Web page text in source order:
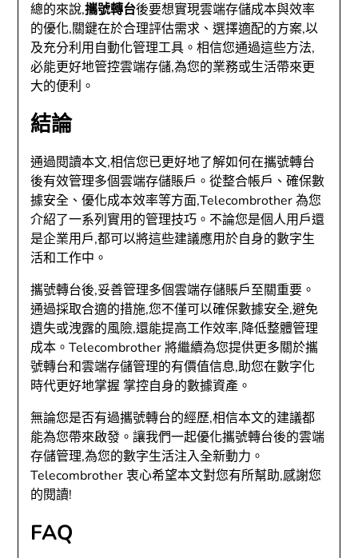
總的來說,攜號轉台後要想實現雲端存儲成本與效率
的優化,關鍵在於合理評估需求、選擇適配的方案,以
及充分利用自動化管理工具。相信您通過這些方法,
必能更好地管控雲端存儲,為您的業務或生活帶來更
大的便利。
結論
通過閱讀本文,相信您已更好地了解如何在攜號轉台
後有效管理多個雲端存儲賬戶。從整合帳戶、確保數
據安全、優化成本效率等方面,Telecombrother 為您
介紹了一系列實用的管理技巧。不論您是個人用戶還
是企業用戶,都可以將這些建議應用於自身的數字生
活和工作中。
攜號轉台後,妥善管理多個雲端存儲賬戶至關重要。
通過採取合適的措施,您不僅可以確保數據安全,避免
遺失或洩露的風險,還能提高工作效率,降低整體管理
成本。Telecombrother 將繼續為您提供更多關於攜
號轉台和雲端存儲管理的有價值信息,助您在數字化
時代更好地掌握 掌控自身的數據資產。
無論您是否有過攜號轉台的經歷,相信本文的建議都
能為您帶來啟發。讓我們一起優化攜號轉台後的雲端
存儲管理,為您的數字生活注入全新動力。
Telecombrother 衷心希望本文對您有所幫助,感謝您
的閱讀!
FAQ